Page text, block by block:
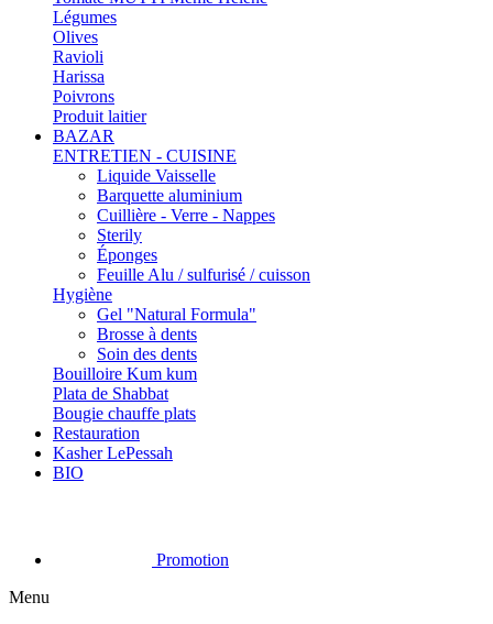
Légumes
Olives
Ravioli
Harissa
Poivrons
Produit laitier
BAZAR
ENTRETIEN - CUISINE
Liquide Vaisselle
Barquette aluminium
Cuillière - Verre - Nappes
Sterily
Éponges
Feuille Alu / sulfurisé / cuisson
Hygiène
Gel "Natural Formula"
Brosse à dents
Soin des dents
Bouilloire Kum kum
Plata de Shabbat
Bougie chauffe plats
Restauration
Kasher LePessah
BIO
Promotion
Menu